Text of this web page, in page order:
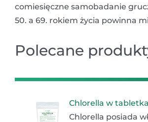
comiesięczne samobadanie
50. a 69. rokiem życia powinna
Polecane
Chlorella w
Chlorella posiada